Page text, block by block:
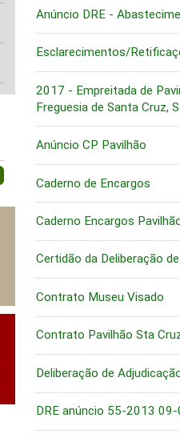
Anúncio DRE -
Esclarecimentos/
2017 - Empreitada de
Freguesia de Santa Cruz,
Anúncio CP Pavilhão
Caderno de Encargos
Caderno Encargos
Certidão da Deliberação
Contrato Museu Visado
Contrato Pavilhão Sta
Deliberação de
DRE anúncio 55-2013